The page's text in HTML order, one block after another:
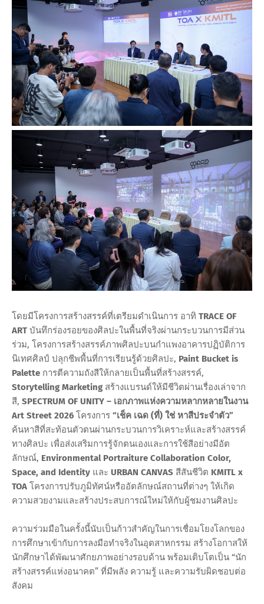
โดยมีโครงการสร้างสรรค์ที่เตรียมดำเนินการ อาทิ TRACE OF
ART บันทึกร่องรอยของศิลปะในพื้นที่จริงผ่านกระบวนการมีส่วน
ร่วม, โครงการสร้างสรรค์ภาพศิลปะบนกำแพงอาคารปฏิบัติการ
นิเทศศิลป์ ปลุกชีพพื้นที่การเรียนรู้ด้วยศิลปะ, Paint Bucket is
Palette การตีความถังสีให้กลายเป็นพื้นที่สร้างสรรค์,
Storytelling Marketing สร้างแบรนด์ให้มีชีวิตผ่านเรื่องเล่าจาก
สี, SPECTRUM OF UNITY – เอกภาพแห่งความหลากหลายในงาน
Art Street 2026 โครงการ “เช็ค เฉด (ที่) ใช่ หาสีประจำตัว”
ค้นหาสีที่สะท้อนตัวตนผ่านกระบวนการวิเคราะห์และสร้างสรรค์
ทางศิลปะ เพื่อส่งเสริมการรู้จักตนเองและการใช้สีอย่างมีอัต
ลักษณ์, Environmental Portraiture Collaboration Color,
Space, and Identity และ URBAN CANVAS สีสันชีวิต KMITL x
TOA โครงการปรับภูมิทัศน์หรืออัตลักษณ์สถานที่ต่างๆ ให้เกิด
ความสวยงามและสร้างประสบการณ์ใหม่ให้กับผู้ชมงานศิลปะ
ความร่วมมือในครั้งนี้นับเป็นก้าวสำคัญในการเชื่อมโยงโลกของ
การศึกษาเข้ากับการลงมือทำจริงในอุตสาหกรรม สร้างโอกาสให้
นักศึกษาได้พัฒนาศักยภาพอย่างรอบด้าน พร้อมเติบโตเป็น “นัก
สร้างสรรค์แห่งอนาคต” ที่มีพลัง ความรู้ และความรับผิดชอบต่อ
สังคม